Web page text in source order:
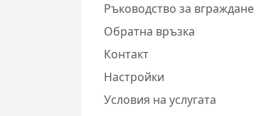
Ръководство за вграждане
Обратна връзка
Контакт
Настройки
Условия на услугата